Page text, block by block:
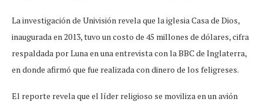
La investigación de Univisión revela que la iglesia Casa de Dios,
inaugurada en 2013, tuvo un costo de 45 millones de dólares, cifra
respaldada por Luna en una entrevista con la BBC de Inglaterra,
en donde afirmó que fue realizada con dinero de los feligreses.
El reporte revela que el líder religioso se moviliza en un avión